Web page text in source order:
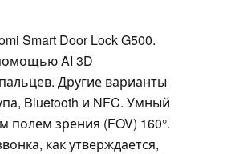
Smart Door Lock G500.
AI 3D
Другие варианты
Bluetooth и NFC. Умный
зрения (FOV) 160°.
как утверждается,